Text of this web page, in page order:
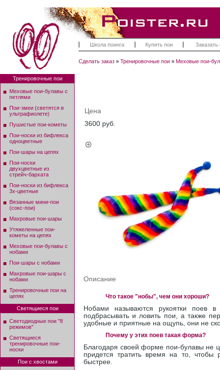
Школа поинга Купить пои
Сделать заказ » Тренировочные пои » Меховые пои-
Цена
3600 руб.
Описание
Что такое "нобы", чем они хороши?
Нобами называются рукоятки поев
подбрасывать и ловить пои, а также
удобные и приятные на ощупь, они не
Почему у этих поев такая форма?
Благодаря своей форме пои-булавы не
придется тратить время на то, чтобы
быстрее.
Тренировочные пои
Меховые пои-булавы с
петлями
Пои-змеи (светятся в
ультрафиолете)
Пушистые пои-кометы
Пои-носки из бифлекса
одноцветные
Пои-шары на цепях
Пои-носки
двухцветные из
стрейч-бархата
Пои-носки из бифлекса
3х-цветные
Вязанные мини-пои
(сокс-пои)
Махровые пои-шары
Утяжеленные пои-
кометы на цепях
Меховые пои-булавы с
нобами
Пои-шары с нобами
Махровые пои-шары с
нобами
Тренировочные пои на
цепях
Светящиеся пои
Светодиодные пои "8
режимов"
Светящиеся
тренировочные пои-
носки
Пои с хвостами